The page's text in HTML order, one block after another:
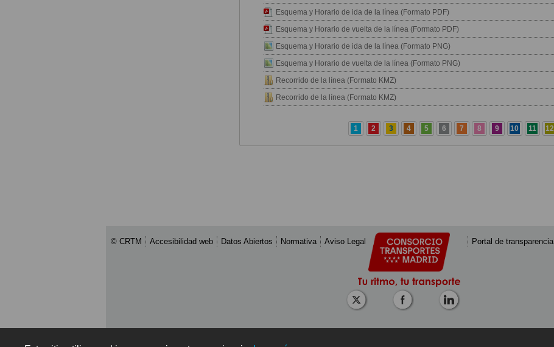
Esquema y Horario de ida de la línea (Formato PDF)
Esquema y Horario de vuelta de la línea (Formato PDF)
Esquema y Horario de ida de la línea (Formato PNG)
Esquema y Horario de vuelta de la línea (Formato PNG)
Recorrido de la línea (Formato KMZ)
Recorrido de la línea (Formato KMZ)
1 2 3 4 5 6 7 8 9 10 11 12
© CRTM Accesibilidad web Datos Abiertos Normativa Aviso Legal Portal de transparencia